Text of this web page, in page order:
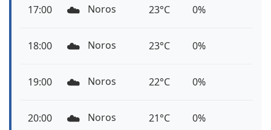
17:00 ☁️ Noros 23°C 0%
18:00 ☁️ Noros 23°C 0%
19:00 ☁️ Noros 22°C 0%
20:00 ☁️ Noros 21°C 0%